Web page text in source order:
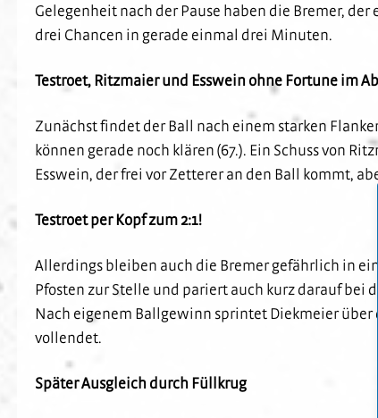
Gelegenheit nach der Pause haben die Bremer,
drei Chancen in gerade einmal drei Minuten.
Testroet, Ritzmaier und Esswein ohne Fortune im
Zunächst findet der Ball nach einem starken
können gerade noch klären (67.). Ein Schuss von
Esswein, der frei vor Zetterer an den Ball kommt,
Testroet per Kopf zum 2:1!
Allerdings bleiben auch die Bremer gefährlich in
Pfosten zur Stelle und pariert auch kurz darauf bei
Nach eigenem Ballgewinn sprintet Diekmeier über
vollendet.
Später Ausgleich durch Füllkrug